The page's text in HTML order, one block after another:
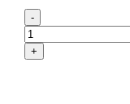
-
+